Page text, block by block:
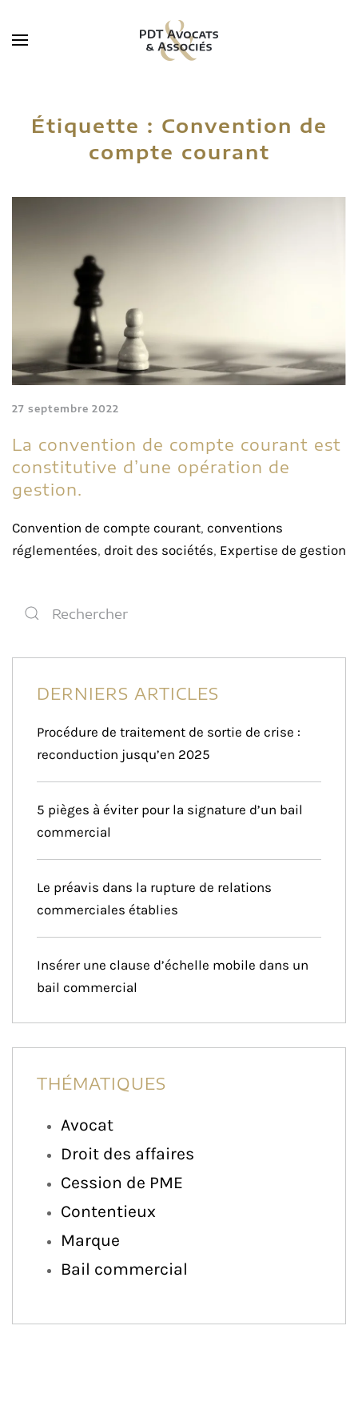
Skip to main content
Étiquette : Convention de
compte courant
27 septembre 2022
La convention de compte courant est
constitutive d’une opération de
gestion.
Convention de compte courant, conventions
réglementées, droit des sociétés, Expertise de gestion
DERNIERS ARTICLES
Procédure de traitement de sortie de crise :
reconduction jusqu’en 2025
5 pièges à éviter pour la signature d’un bail
commercial
Le préavis dans la rupture de relations
commerciales établies
Insérer une clause d’échelle mobile dans un
bail commercial
THÉMATIQUES
Avocat
Droit des affaires
Cession de PME
Contentieux
Marque
Bail commercial